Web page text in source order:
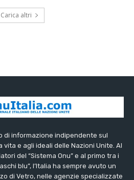
Carica altri
di informazione indipendente sul
e agli ideali delle Nazioni Unite. Al
del “Sistema Onu” e al primo tra i
blu”, l’Italia ha sempre avuto un
di Vetro, nelle agenzie specializzate